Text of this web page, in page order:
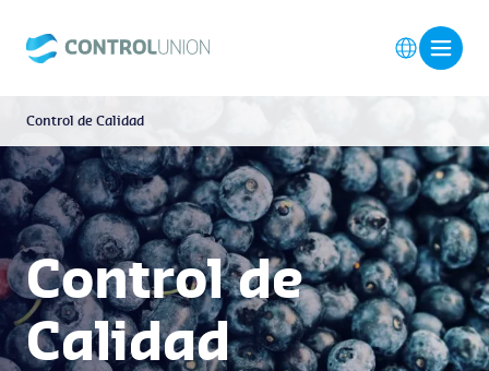
Control de Calidad
Control de
Calidad